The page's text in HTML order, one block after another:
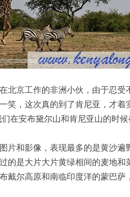
京工作的非洲小伙，由于忍受
笑，这次真的到了肯尼亚，才着
在安布黛尔山和肯尼亚山的时
和影像，表现最多的是黄沙遍
的是大片大片黄绿相间的麦地和
戴尔高原和南临印度洋的蒙巴萨